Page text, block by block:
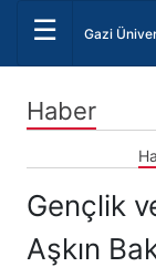
☰ Gazi
Haber
Gençlik
Aşkın